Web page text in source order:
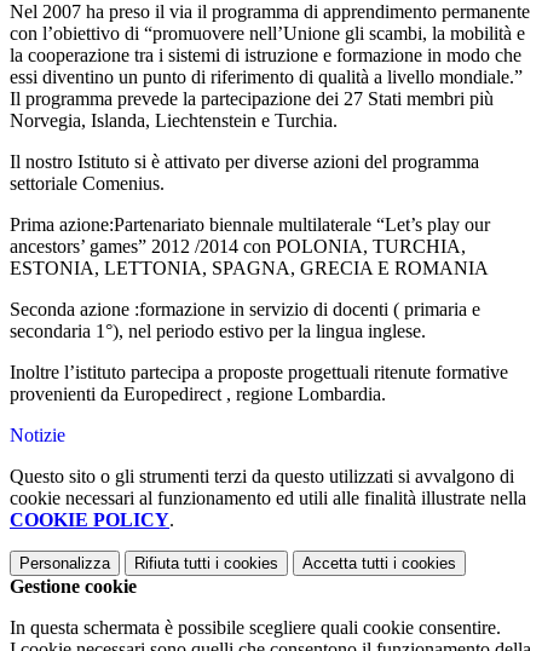
Nel 2007 ha preso il via il programma di apprendimento permanente
con l’obiettivo di “promuovere nell’Unione gli scambi, la mobilità e
la cooperazione tra i sistemi di istruzione e formazione in modo che
essi diventino un punto di riferimento di qualità a livello mondiale.”
Il programma prevede la partecipazione dei 27 Stati membri più
Norvegia, Islanda, Liechtenstein e Turchia.
Il nostro Istituto si è attivato per diverse azioni del programma
settoriale Comenius.
Prima azione:Partenariato biennale multilaterale “Let’s play our
ancestors’ games” 2012 /2014 con POLONIA, TURCHIA,
ESTONIA, LETTONIA, SPAGNA, GRECIA E ROMANIA
Seconda azione :formazione in servizio di docenti ( primaria e
secondaria 1°), nel periodo estivo per la lingua inglese.
Inoltre l’istituto partecipa a proposte progettuali ritenute formative
provenienti da Europedirect , regione Lombardia.
Notizie
Questo sito o gli strumenti terzi da questo utilizzati si avvalgono di
cookie necessari al funzionamento ed utili alle finalità illustrate nella
COOKIE POLICY.
Personalizza Rifiuta tutti i cookies Accetta tutti i cookies
Gestione cookie
In questa schermata è possibile scegliere quali cookie consentire.